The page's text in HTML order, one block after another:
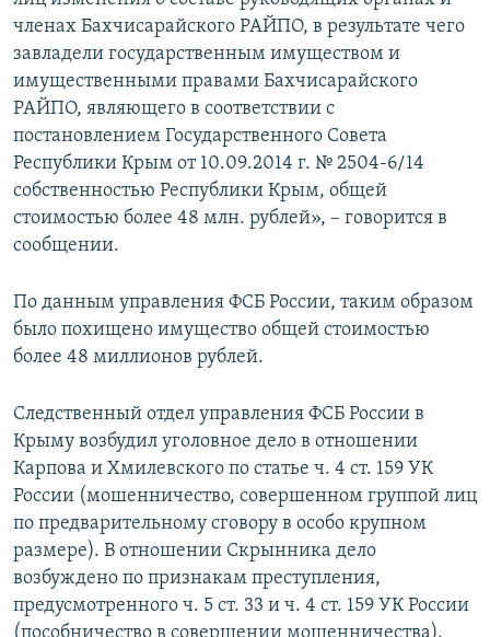
членах Бахчисарайского РАЙПО, в результате чего
завладели государственным имуществом и
имущественными правами Бахчисарайского
РАЙПО, являющего в соответствии с
постановлением Государственного Совета
Республики Крым от 10.09.2014 г. № 2504-6/14
собственностью Республики Крым, общей
стоимостью более 48 млн. рублей», – говорится в
сообщении.
По данным управления ФСБ России, таким образом
было похищено имущество общей стоимостью
более 48 миллионов рублей.
Следственный отдел управления ФСБ России в
Крыму возбудил уголовное дело в отношении
Карпова и Хмилевского по статье ч. 4 ст. 159 УК
России (мошенничество, совершенном группой лиц
по предварительному сговору в особо крупном
размере). В отношении Скрынника дело
возбуждено по признакам преступления,
предусмотренного ч. 5 ст. 33 и ч. 4 ст. 159 УК России